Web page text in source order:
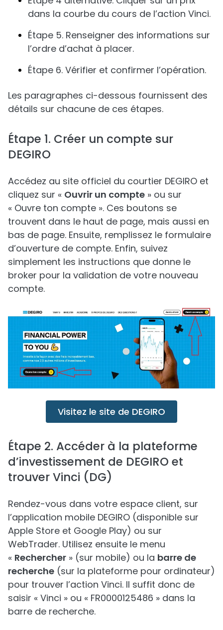
dans la courbe du cours de l’action Vinci.
Étape 5. Renseigner des informations sur
l’ordre d’achat à placer.
Étape 6. Vérifier et confirmer l’opération.
Les paragraphes ci-dessous fournissent des
détails sur chacune de ces étapes.
Étape 1. Créer un compte sur
DEGIRO
Accédez au site officiel du courtier DEGIRO et
cliquez sur « Ouvrir un compte » ou sur
« Ouvre ton compte ». Ces boutons se
trouvent dans le haut de page, mais aussi en
bas de page. Ensuite, remplissez le formulaire
d’ouverture de compte. Enfin, suivez
simplement les instructions que donne le
broker pour la validation de votre nouveau
compte.
Visitez le site de DEGIRO
Étape 2. Accéder à la plateforme
d’investissement de DEGIRO et
trouver Vinci (DG)
Rendez-vous dans votre espace client, sur
l’application mobile DEGIRO (disponible sur
Apple Store et Google Play) ou sur
WebTrader. Utilisez ensuite le menu
« Rechercher » (sur mobile) ou la barre de
recherche (sur la plateforme pour ordinateur)
pour trouver l’action Vinci. Il suffit donc de
saisir « Vinci » ou « FR0000125486 » dans la
barre de recherche.